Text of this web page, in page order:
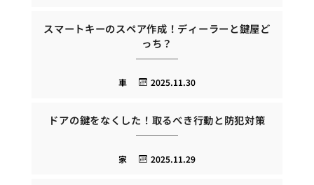
スマートキーのスペア作成！ディーラーと鍵屋ど
っち？
2025.11.30
車
ドアの鍵をなくした！取るべき行動と防犯対策
2025.11.29
家